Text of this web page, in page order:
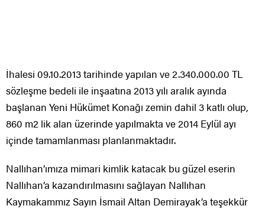
İhalesi 09.10.2013 tarihinde yapılan ve 2.340.000.00 TL
sözleşme bedeli ile inşaatına 2013 yılı aralık ayında
başlanan Yeni Hükümet Konağı zemin dahil 3 katlı olup,
860 m2 lik alan üzerinde yapılmakta ve 2014 Eylül ayı
içinde tamamlanması planlanmaktadır.
Nallıhan’ımıza mimari kimlik katacak bu güzel eserin
Nallıhan’a kazandırılmasını sağlayan Nallıhan
Kaymakammız Sayın İsmail Altan Demirayak’a teşekkür